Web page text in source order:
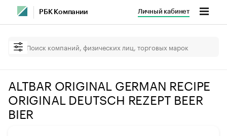
РБК Компании Личный кабинет
ALTBAR ORIGINAL GERMAN RECIPE
ORIGINAL DEUTSCH REZEPT BEER
BIER